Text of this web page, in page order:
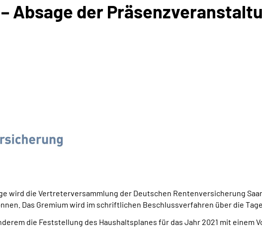
Absage der
wird die Vertreterversammlung der Deutschen Rentenversicherung
Das Gremium wird im schriftlichen Beschlussverfahren über die
die Feststellung des Haushaltsplanes für das Jahr 2021 mit einem